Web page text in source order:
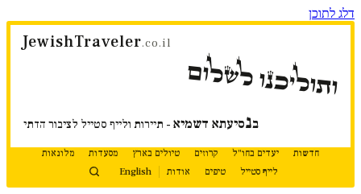
דלג לתוכן
JewishTraveler.co.il
ותוליכנו לשלום
בנסיעתא דשמיא - תיירות ולייף סטייל לציבור הדתי
חדשות יעדים בחו"ל קרוזים טיולים בארץ מסעדות
מלונאות
לייף סטייל
טיפים אודות English